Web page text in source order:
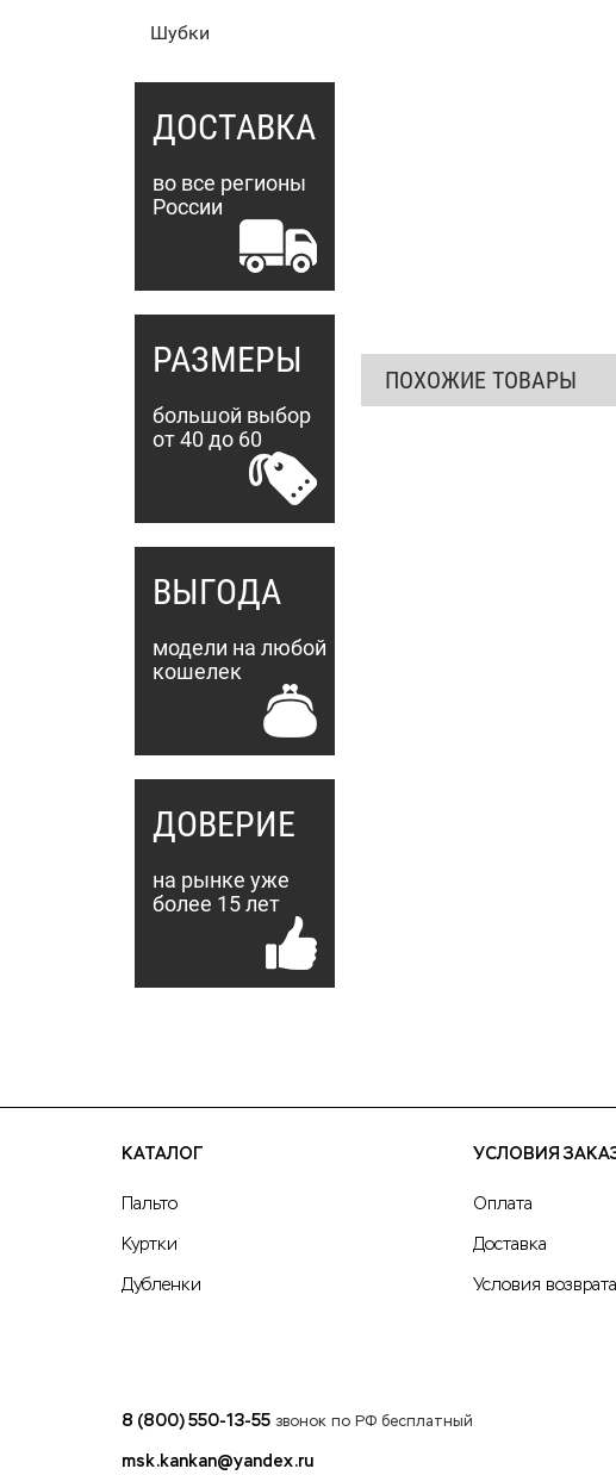
Шубки
ДОСТАВКА
во все регионы
России
РАЗМЕРЫ
большой выбор
от 40 до 60
ВЫГОДА
модели на любой
кошелек
ДОВЕРИЕ
на рынке уже
более 15 лет
ПОХОЖИЕ ТОВАРЫ
КАТАЛОГ
Пальто
Куртки
Дубленки
УСЛОВИЯ
Оплата
Доставка
Условия возврата
8 (800) 550-13-55 звонок по РФ бесплатный
msk.kankan@yandex.ru